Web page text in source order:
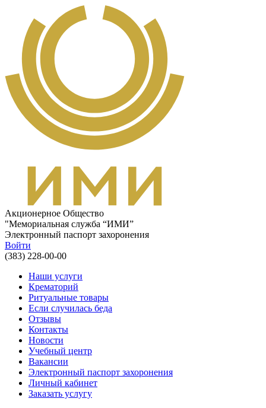
Перейти к основному содержанию
Акционерное Общество
"Мемориальная служба “ИМИ”
Электронный паспорт захоронения
Войти
(383) 228-00-00
Наши услуги
Крематорий
Ритуальные товары
Если случилась беда
Отзывы
Контакты
Новости
Учебный центр
Вакансии
Электронный паспорт захоронения
Личный кабинет
Заказать услугу